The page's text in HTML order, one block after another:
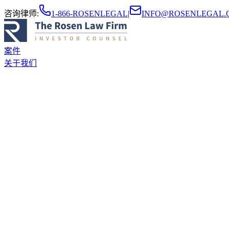
咨询律师: 1-866-ROSENLEGAL|
案件
关于我们